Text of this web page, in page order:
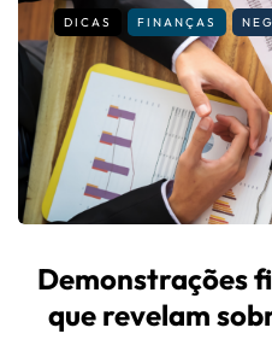
DICAS FINANÇAS
Demonstrações
que revelam